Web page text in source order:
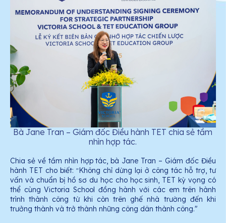
Bà Jane Tran – Giám đốc Điều hành TET chia sẻ tầm
nhìn hợp tác.
Chia sẻ về tầm nhìn hợp tác, bà Jane Tran – Giám đốc Điều
hành TET cho biết: "Không chỉ dừng lại ở công tác hỗ trợ, tư
vấn và chuẩn bị hồ sơ du học cho học sinh, TET kỳ vọng có
thể cùng Victoria School đồng hành với các em trên hành
trình thành công từ khi còn trên ghế nhà trường đến khi
trưởng thành và trở thành những công dân thành công."